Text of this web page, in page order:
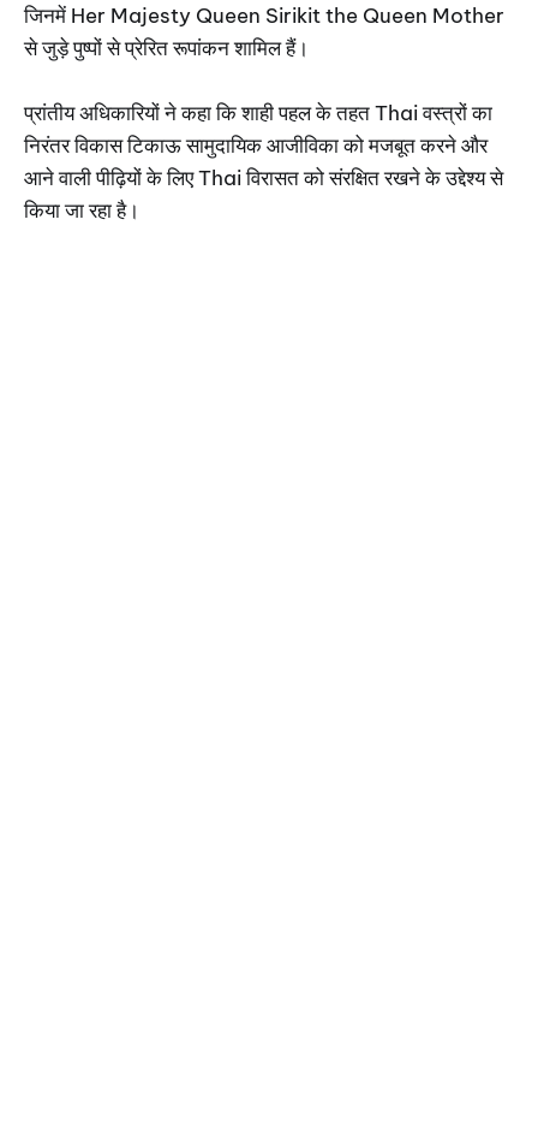
जिनमें Her Majesty Queen Sirikit the Queen Mother
से जुड़े पुष्पों से प्रेरित रूपांकन शामिल हैं।
प्रांतीय अधिकारियों ने कहा कि शाही पहल के तहत Thai वस्त्रों का
निरंतर विकास टिकाऊ सामुदायिक आजीविका को मजबूत करने और
आने वाली पीढ़ियों के लिए Thai विरासत को संरक्षित रखने के उद्देश्य से
किया जा रहा है।